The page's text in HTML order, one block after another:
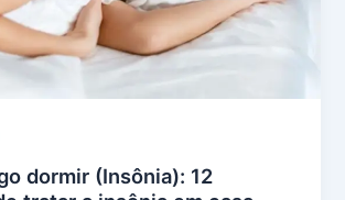
dormir (Insônia): 12